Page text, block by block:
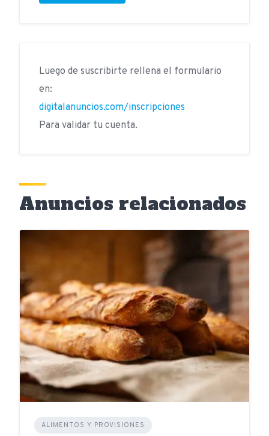
Luego de suscribirte rellena el formulario
en:
digitalanuncios.com/inscripciones
Para validar tu cuenta.
Anuncios relacionados
ALIMENTOS Y PROVISIONES